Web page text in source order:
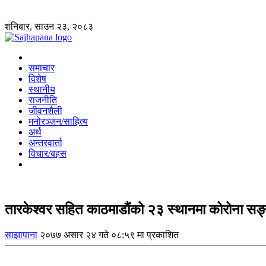
शनिबार, साउन २३, २०८३
समाचार
विशेष
स्थानीय
राजनीति
जीवनशैली
मनोरञ्जन/साहित्य
अर्थ
अन्तरवार्ता
विचार/बहस
तारकेश्वर सहित काठमाडौंको २३ स्थानमा कोरोना
साझापाना २०७७ असार २४ गते ०८:५९ मा प्रकाशित